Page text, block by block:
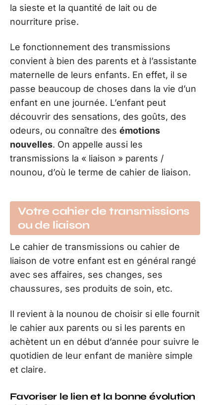
la sieste et la quantité de lait ou de
nourriture prise.
Le fonctionnement des transmissions
convient à bien des parents et à l’assistante
maternelle de leurs enfants. En effet, il se
passe beaucoup de choses dans la vie d’un
enfant en une journée. L’enfant peut
découvrir des sensations, des goûts, des
odeurs, ou connaître des émotions
nouvelles. On appelle aussi les
transmissions la « liaison » parents /
nounou, d’où le terme de cahier de liaison.
Votre cahier de transmissions
ou de liaison
Le cahier de transmissions ou cahier de
liaison de votre enfant est en général rangé
avec ses affaires, ses changes, ses
chaussures, ses produits de soin, etc.
Il revient à la nounou de choisir si elle fournit
le cahier aux parents ou si les parents en
achètent un en début d’année pour suivre le
quotidien de leur enfant de manière simple
et claire.
Favoriser le lien et la bonne évolution